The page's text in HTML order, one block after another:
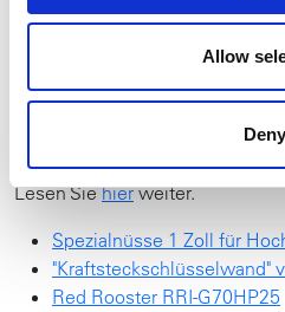
Allow
Deny
✔ Stufenlos einstellbares
✔ Kontaktloser Starthebel für
✔ Ergonomisches Design für
Lesen Siehierweiter.
Spezialnüsse 1 Zoll für
"Kraftsteckschlüsselwand"
Red Rooster RRI-G70HP25